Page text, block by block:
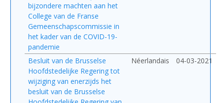
bijzondere machten aan het
College van de Franse
Gemeenschapscommissie in
het kader van de COVID-19-
pandemie
Besluit van de Brusselse
Hoofdstedelijke Regering tot
wijziging van enerzijds het
besluit van de Brusselse
Néerlandais 04-03-2021